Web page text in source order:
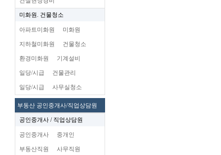
미화원. 건물청소
아파트미화원 미화원
지하철미화원 건물청소
환경미화원 기계설비
일당/시급 건물관리
일당/시급 사무실청소
부동산 공인중개사/직업상담원
공인중개사 / 직업상담원
공인중개사 중개인
부동산직원 사무직원